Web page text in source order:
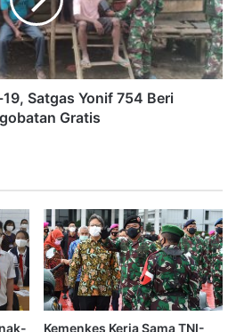
Satgas Yonif 754 Beri
Gratis
Kemenkes Kerja Sama TNI-